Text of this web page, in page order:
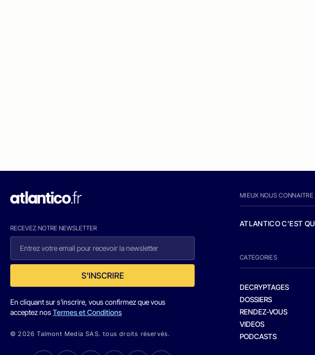
RECEVEZ NOTRE NEWSLETTER
S'INSCRIRE
En cliquant sur s'inscrire, vous confirmez que vous
acceptez nosTermes et Conditions
© 2026 Talmont Media SAS. tous droits réservés.
MIEUX NOUS CONNAITRE
ATLANTICO C'EST
CATEGORIES
DECRYPTAGES
DOSSIERS
RENDEZ-VOUS
VIDEOS
PODCASTS